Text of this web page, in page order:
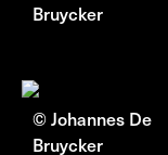
Bruycker
© Johannes De
Bruycker